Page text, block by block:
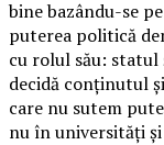
bine bazându-se
puterea politică
cu rolul său: statul
decidă conținutul
care nu sutem
nu în universități și